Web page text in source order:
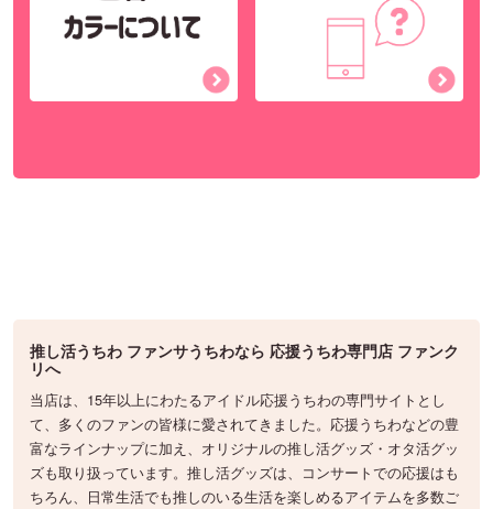
推し活うちわ ファンサうちわなら 応援うちわ専門店 ファンク
リへ
当店は、15年以上にわたるアイドル応援うちわの専門サイトとし
て、多くのファンの皆様に愛されてきました。応援うちわなどの豊
富なラインナップに加え、オリジナルの推し活グッズ・オタ活グッ
ズも取り扱っています。推し活グッズは、コンサートでの応援はも
ちろん、日常生活でも推しのいる生活を楽しめるアイテムを多数ご